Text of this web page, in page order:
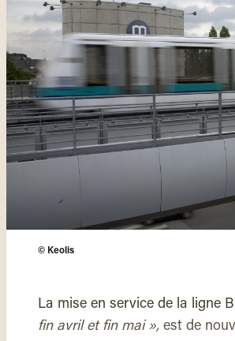
© Keolis
La mise en service de la ligne
fin avril et fin mai », est de